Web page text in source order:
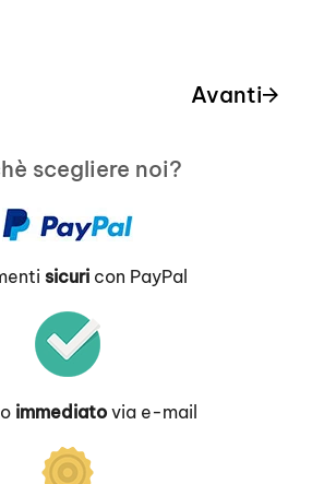
Avanti
scegliere noi?
sicuricon PayPal
immediato via e-mail